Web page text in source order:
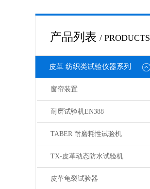
产品列表 / PRODUCTS
皮革 纺织类试验仪器系列
窗帘装置
耐磨试验机EN388
TABER 耐磨耗性试验机
TX-皮革动态防水试验机
皮革龟裂试验器